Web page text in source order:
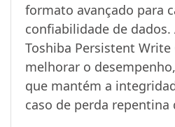
formato avançado para
confiabilidade de
Toshiba Persistent Write
melhorar o
que mantém a
caso de perda repentina